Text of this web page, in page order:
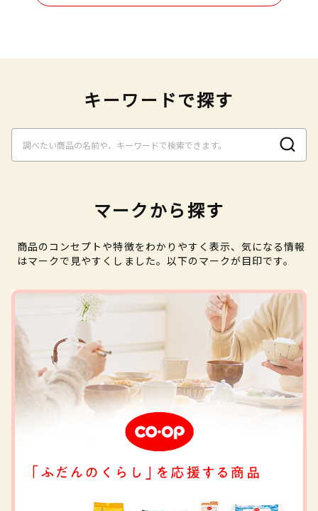
キーワードで探す
マークから探す
商品のコンセプトや特徴をわかりやすく表示、気になる情報
はマークで見やすくしました。以下のマークが目印です。